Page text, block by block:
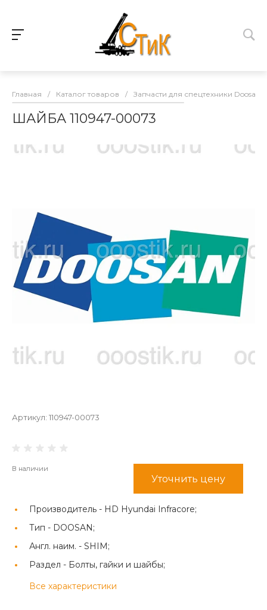
Главная / Каталог товаров / Запчасти для спецтехники Doosan
ШАЙБА 110947-00073
Артикул: 110947-00073
В наличии
Уточнить цену
Производитель - HD Hyundai Infracore;
Тип - DOOSAN;
Англ. наим. - SHIM;
Раздел - Болты, гайки и шайбы;
Все характеристики